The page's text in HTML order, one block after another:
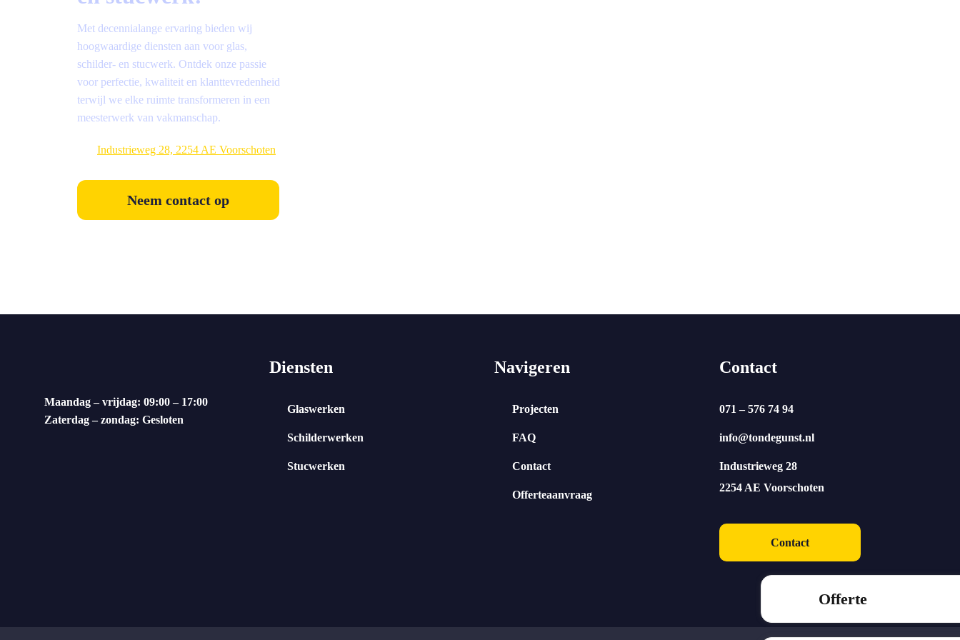
Met decennialange ervaring bieden wij
hoogwaardige diensten aan voor glas,
schilder- en stucwerk. Ontdek onze passie
voor perfectie, kwaliteit en klanttevredenheid
terwijl we elke ruimte transformeren in een
meesterwerk van vakmanschap.
Industrieweg 28, 2254 AE Voorschoten
Neem contact op
Maandag – vrijdag: 09:00 – 17:00
Zaterdag – zondag: Gesloten
Diensten
Glaswerken
Schilderwerken
Stucwerken
Navigeren
Projecten
FAQ
Contact
Offerteaanvraag
Contact
071 – 576 74 94
info@tondegunst.nl
Industrieweg 28
2254 AE Voorschoten
Contact
Offerte